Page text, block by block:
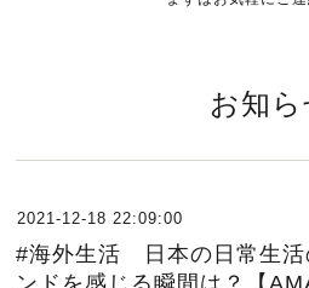
お知ら
2021-12-18 22:09:00
#海外生活 日本の日常生活
ンドを感じる瞬間は？【